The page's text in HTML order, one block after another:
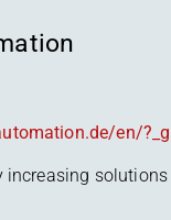
increasing